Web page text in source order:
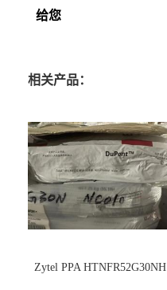
给您
相关产品：
Zytel PPA HTNFR52G30NH